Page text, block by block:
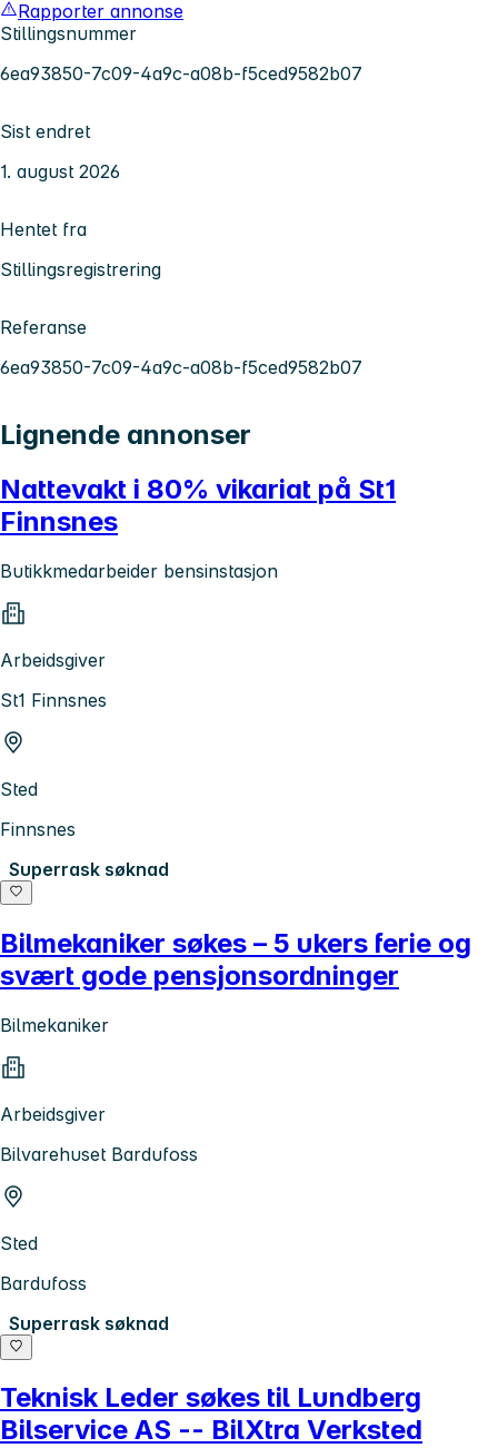
Rapporter annonse
Stillingsnummer
6ea93850-7c09-4a9c-a08b-f5ced9582b07
Sist endret
1. august 2026
Hentet fra
Stillingsregistrering
Referanse
6ea93850-7c09-4a9c-a08b-f5ced9582b07
Lignende annonser
Nattevakt i 80% vikariat på St1
Finnsnes
Butikkmedarbeider bensinstasjon
Arbeidsgiver
St1 Finnsnes
Sted
Finnsnes
Superrask søknad
Bilmekaniker søkes – 5 ukers ferie og
svært gode pensjonsordninger
Bilmekaniker
Arbeidsgiver
Bilvarehuset Bardufoss
Sted
Bardufoss
Superrask søknad
Teknisk Leder søkes til Lundberg
Bilservice AS -- BilXtra Verksted